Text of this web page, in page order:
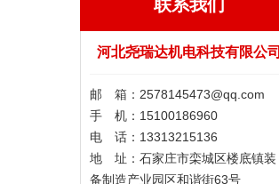
联系我们
河北尧瑞达机电科技有限公司
邮 箱：2578145473@qq.com
手 机：15100186960
电 话：13313215136
地 址：石家庄市栾城区楼底镇装
备制造产业园区和谐街63号